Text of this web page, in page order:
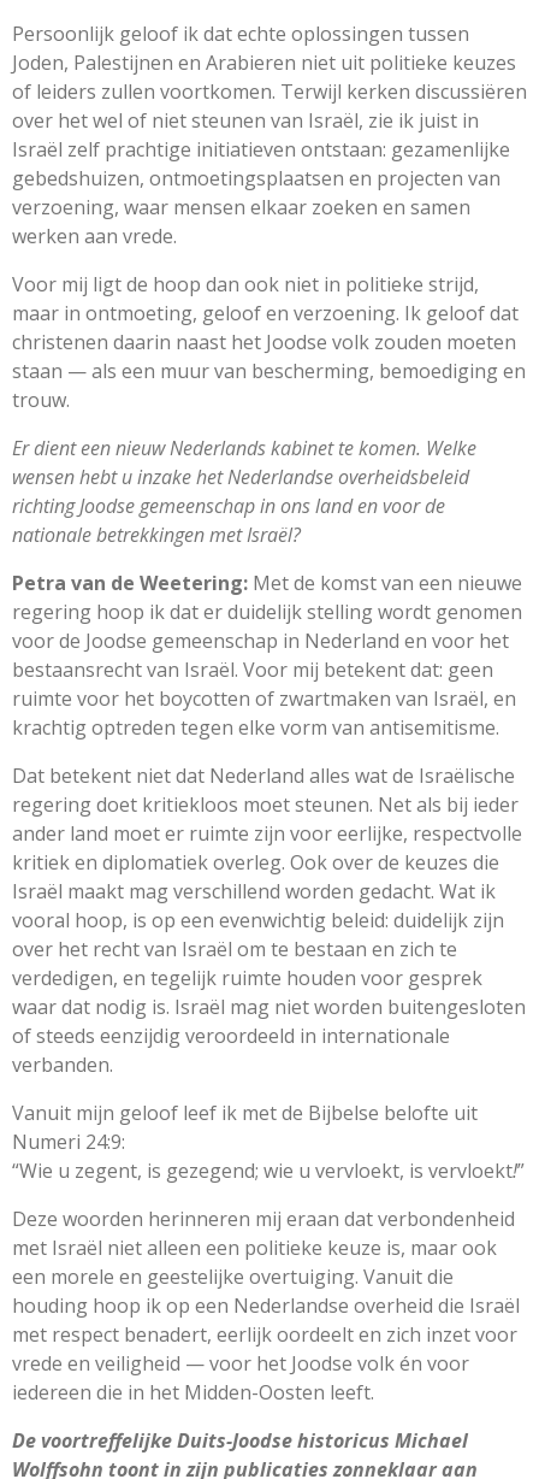
Persoonlijk geloof ik dat echte oplossingen tussen
Joden, Palestijnen en Arabieren niet uit politieke keuzes
of leiders zullen voortkomen. Terwijl kerken discussiëren
over het wel of niet steunen van Israël, zie ik juist in
Israël zelf prachtige initiatieven ontstaan: gezamenlijke
gebedshuizen, ontmoetingsplaatsen en projecten van
verzoening, waar mensen elkaar zoeken en samen
werken aan vrede.
Voor mij ligt de hoop dan ook niet in politieke strijd,
maar in ontmoeting, geloof en verzoening. Ik geloof dat
christenen daarin naast het Joodse volk zouden moeten
staan — als een muur van bescherming, bemoediging en
trouw.
Er dient een nieuw Nederlands kabinet te komen. Welke
wensen hebt u inzake het Nederlandse overheidsbeleid
richting Joodse gemeenschap in ons land en voor de
nationale betrekkingen met Israël?
Petra van de Weetering: Met de komst van een nieuwe
regering hoop ik dat er duidelijk stelling wordt genomen
voor de Joodse gemeenschap in Nederland en voor het
bestaansrecht van Israël. Voor mij betekent dat: geen
ruimte voor het boycotten of zwartmaken van Israël, en
krachtig optreden tegen elke vorm van antisemitisme.
Dat betekent niet dat Nederland alles wat de Israëlische
regering doet kritiekloos moet steunen. Net als bij ieder
ander land moet er ruimte zijn voor eerlijke, respectvolle
kritiek en diplomatiek overleg. Ook over de keuzes die
Israël maakt mag verschillend worden gedacht. Wat ik
vooral hoop, is op een evenwichtig beleid: duidelijk zijn
over het recht van Israël om te bestaan en zich te
verdedigen, en tegelijk ruimte houden voor gesprek
waar dat nodig is. Israël mag niet worden buitengesloten
of steeds eenzijdig veroordeeld in internationale
verbanden.
Vanuit mijn geloof leef ik met de Bijbelse belofte uit
Numeri 24:9:
“Wie u zegent, is gezegend; wie u vervloekt, is vervloekt!”
Deze woorden herinneren mij eraan dat verbondenheid
met Israël niet alleen een politieke keuze is, maar ook
een morele en geestelijke overtuiging. Vanuit die
houding hoop ik op een Nederlandse overheid die Israël
met respect benadert, eerlijk oordeelt en zich inzet voor
vrede en veiligheid — voor het Joodse volk én voor
iedereen die in het Midden-Oosten leeft.
De voortreffelijke Duits-Joodse historicus Michael
Wolffsohn toont in zijn publicaties zonneklaar aan